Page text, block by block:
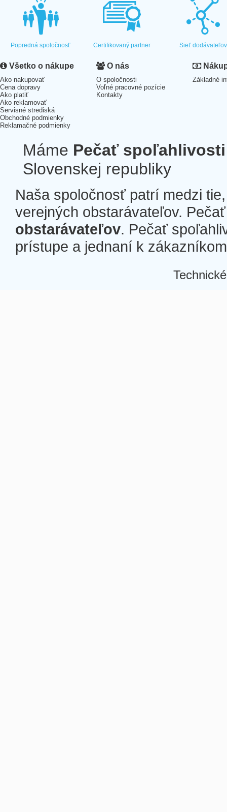
Popredná spoločnosť Certifikovaný partner Sieť dodávateľov
Všetko o nákupe
Ako nakupovať
Cena dopravy
Ako platiť
Ako reklamovať
Servisné strediská
Obchodné podmienky
Reklamačné podmienky
O nás
O spoločnosti
Voľné pracovné pozície
Kontakty
Základné
Máme Pečať spoľahlivosti
Slovenskej republiky
Naša spoločnosť patrí medzi
verejných obstarávateľov.
obstarávateľov. Pečať
prístupe a jednaní k